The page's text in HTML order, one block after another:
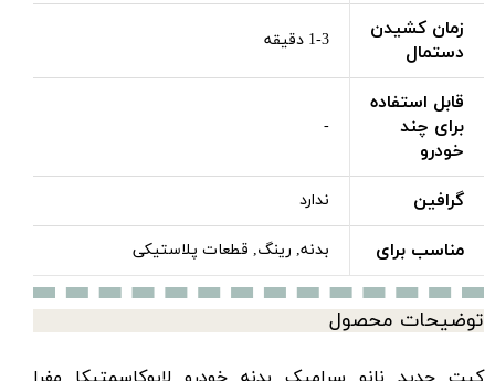
زمان کشیدن
دستمال
1-3 دقیقه
قابل استفاده
برای چند
خودرو
-
گرافین ندارد
مناسب برای بدنه, رینگ, قطعات پلاستیکی
توضیحات محصول